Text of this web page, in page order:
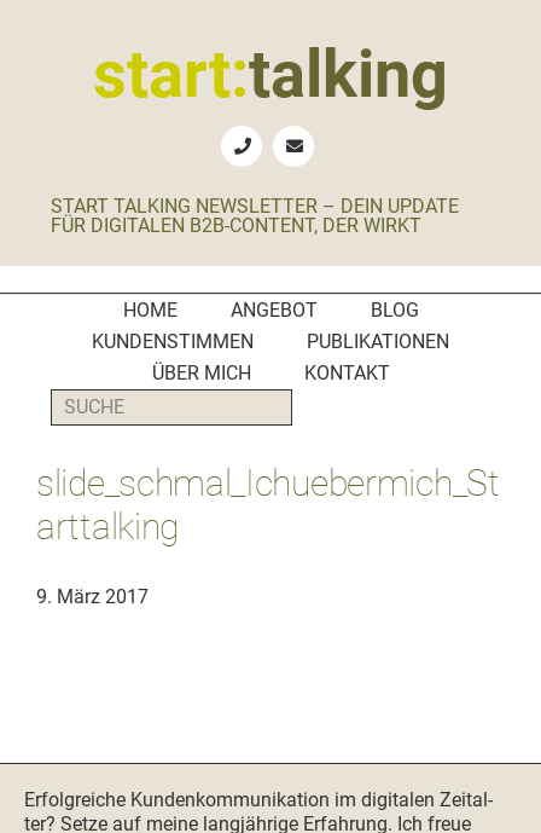
start:talking
B2B-
Social
Media
Manager
PR-
Agenturen
START TALKING NEWSLETTER – DEIN UPDATE
FÜR DIGITALEN B2B-CONTENT, DER WIRKT
HOME ANGEBOT
BLOG
KUNDENSTIMMEN
PUBLIKATIONEN
ÜBER MICH
KONTAKT
SUCHE
slide_schmal_Ichuebermich_St
arttalking
9. März 2017
Erfol­gre­iche Kun­denkom­mu­nika­tion im dig­i­tal­en Zeital­
ter? Set­ze auf meine langjährige Erfahrung. Ich freue